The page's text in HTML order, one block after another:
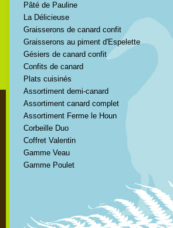
Pâté de Pauline
La Délicieuse
Graisserons de canard confit
Graisserons au piment d'Espelette
Gésiers de canard confit
Confits de canard
Plats cuisinés
Assortiment demi-canard
Assortiment canard complet
Assortiment Ferme le Houn
Corbeille Duo
Coffret Valentin
Gamme Veau
Gamme Poulet